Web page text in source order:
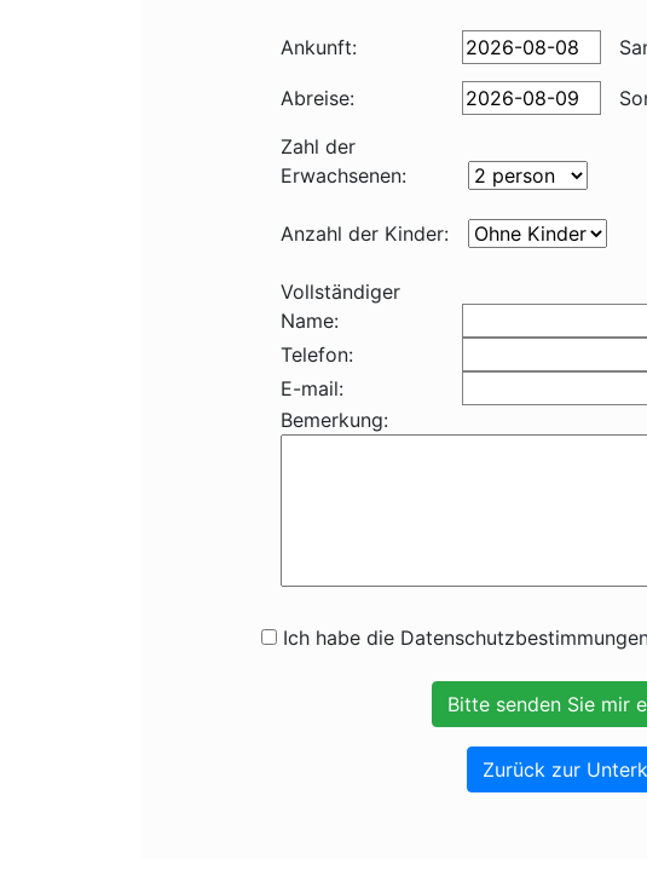
Ankunft:
Abreise:
Zahl der
Erwachsenen:
Anzahl der Kinder:
Vollständiger
Name:
Telefon:
E-mail:
Bemerkung:
Ich habe die
Zurück zur